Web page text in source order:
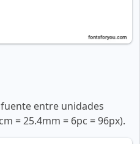
entre unidades
= 25.4mm = 6pc = 96px).